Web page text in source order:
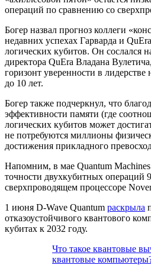
операций по сравнению со
Богер назвал прогноз коллеги
недавних успехах Гарварда и
логических кубитов. Он сослался
директора QuEra Владана
горизонт уверенности в
до 10 лет.
Богер также подчеркнул, что
эффективности памяти (где
логических кубитов может
не потребуются миллионы
достижения прикладного
Напомним, в мае Quantum Machines
точности двухкубитных операций
сверхпроводящем процессоре
1 июня D-Wave Quantum раскрыла
отказоустойчивого квантового
кубитах к 2032 году.
Что такое квантовые
квантовые